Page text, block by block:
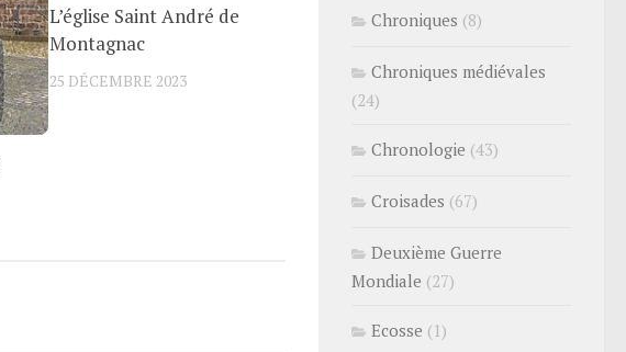
L’église Saint André de
Montagnac
25 DÉCEMBRE 2023
Chroniques (8)
Chroniques médiévales
(24)
Chronologie (43)
Croisades (67)
Deuxième Guerre
Mondiale (27)
Ecosse (1)